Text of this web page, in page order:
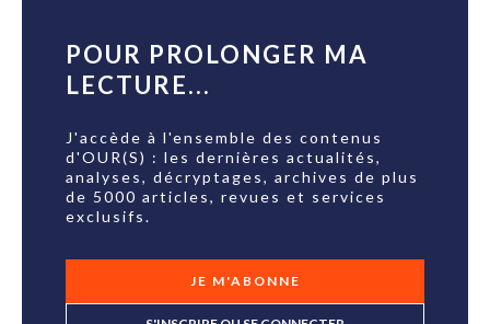
POUR PROLONGER MA
LECTURE...
J'accède à l'ensemble des contenus
d'OUR(S) : les dernières actualités,
analyses, décryptages, archives de plus
de 5000 articles, revues et services
exclusifs.
JE M'ABONNE